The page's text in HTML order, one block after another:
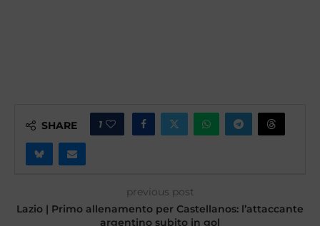
SHARE 1
previous post
Lazio | Primo allenamento per Castellanos: l’attaccante
argentino subito in gol